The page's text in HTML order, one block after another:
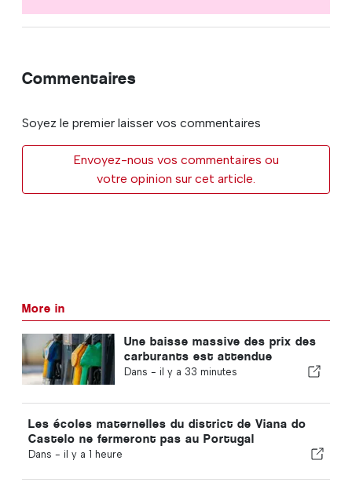
Commentaires
Soyez le premier laisser vos commentaires
Envoyez-nous vos commentaires ou
votre opinion sur cet article.
More in
Une baisse massive des prix des
carburants est attendue
Dans - il y a 33 minutes
Les écoles maternelles du district de Viana do
Castelo ne fermeront pas au Portugal
Dans - il y a 1 heure